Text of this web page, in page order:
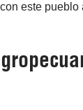
este pueblo